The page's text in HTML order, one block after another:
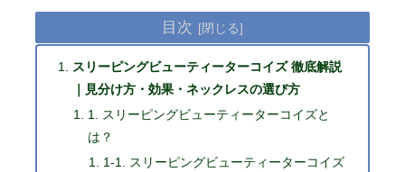
目次
スリーピングビューティーターコイズ 徹底解説
｜見分け方・効果・ネックレスの選び方
1. スリーピングビューティーターコイズと
は？
1-1. スリーピングビューティーターコイズ